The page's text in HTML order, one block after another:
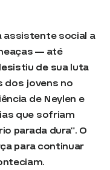
assistente social a
— até
de sua luta
dos jovens no
de Neylen e
que sofriam
parada dura”. O
para continuar